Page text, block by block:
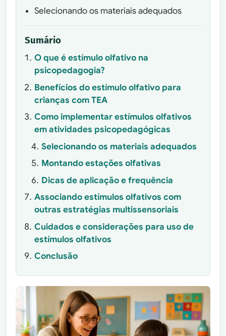
Selecionando os materiais adequados
Sumário
O que é estímulo olfativo na
psicopedagogia?
Benefícios do estímulo olfativo para
crianças com TEA
Como implementar estímulos olfativos
em atividades psicopedagógicas
Selecionando os materiais adequados
Montando estações olfativas
Dicas de aplicação e frequência
Associando estímulos olfativos com
outras estratégias multissensoriais
Cuidados e considerações para uso de
estímulos olfativos
Conclusão